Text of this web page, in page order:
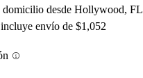
domicilio desde Hollywood, FL
envío de $1,052